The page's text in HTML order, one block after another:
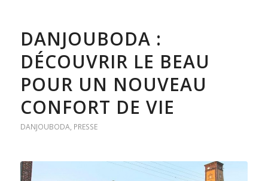
DANJOUBODA :
DÉCOUVRIR LE BEAU
POUR UN NOUVEAU
CONFORT DE VIE
DANJOUBODA, PRESSE